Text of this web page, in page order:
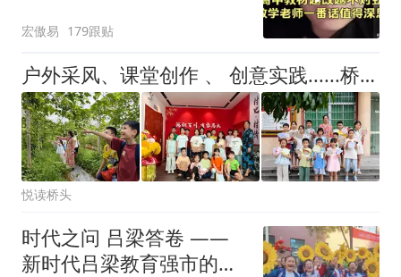
宏傲易 179跟贴
户外采风、课堂创作 、 创意实践......桥头这群孩子们把眼中所见写成诗→
悦读桥头
时代之问 吕梁答卷 ——
新时代吕梁教育强市的生